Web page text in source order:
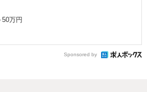
50万円
Sponsored by